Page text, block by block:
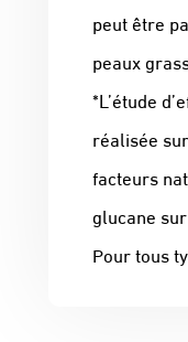
peut être
peaux
*L’étude
réalisée
facteurs
glucane
Pour tous